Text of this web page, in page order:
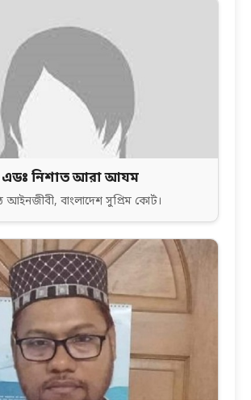
এডঃ নিশাত আরা আযম
আইনজীবী, বাংলাদেশ সুপ্রিম কোর্ট।